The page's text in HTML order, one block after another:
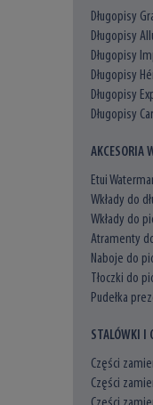
Długopisy
Długopisy
Długopisy
Długopisy
Długopisy
Długopisy
AKCESORIA
Etui
Wkłady do
Wkłady do
Atramenty
Naboje do
Tłoczki do
Pudełka
STALÓWKI I
Części
Części